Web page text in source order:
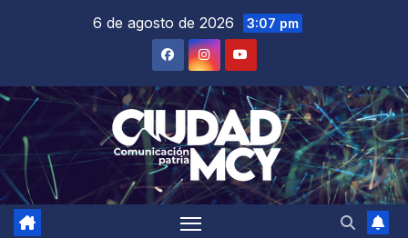
6 de agosto de 2026 3:07 pm